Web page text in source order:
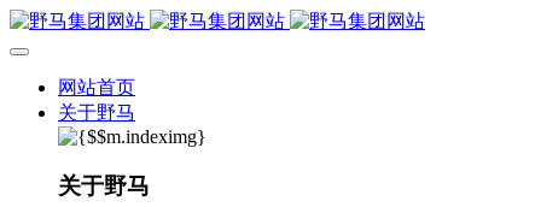
网站首页
关于野马
关于野马